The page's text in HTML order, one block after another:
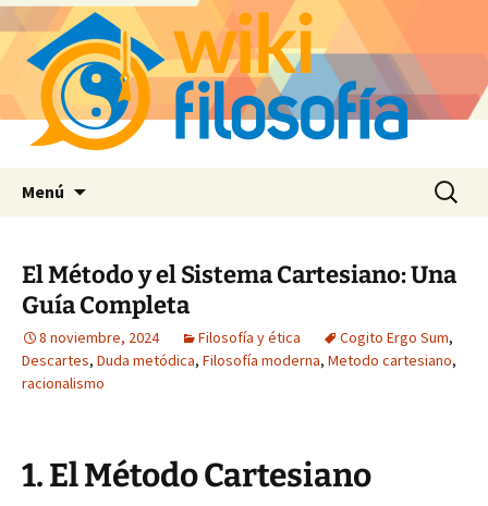
Menú Buscar:
El Método y el Sistema Cartesiano: Una
Guía Completa
8 noviembre, 2024 Filosofía y ética Cogito Ergo Sum,
Descartes, Duda metódica, Filosofía moderna, Metodo cartesiano,
racionalismo
1. El Método Cartesiano